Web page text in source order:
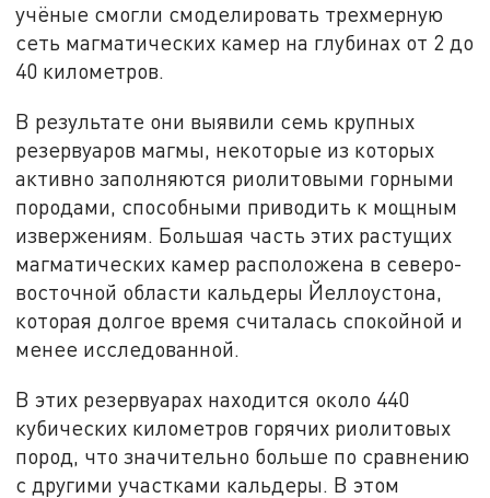
учёные смогли смоделировать трехмерную
сеть магматических камер на глубинах от 2 до
40 километров.
В результате они выявили семь крупных
резервуаров магмы, некоторые из которых
активно заполняются риолитовыми горными
породами, способными приводить к мощным
извержениям. Большая часть этих растущих
магматических камер расположена в северо-
восточной области кальдеры Йеллоустона,
которая долгое время считалась спокойной и
менее исследованной.
В этих резервуарах находится около 440
кубических километров горячих риолитовых
пород, что значительно больше по сравнению
с другими участками кальдеры. В этом